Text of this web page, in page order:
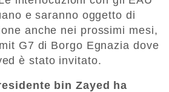
e saranno oggetto di
anche nei prossimi mesi,
G7 di Borgo Egnazia dove
è stato invitato.
bin Zayed ha